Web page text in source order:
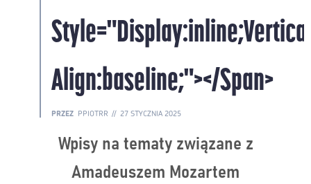
Align:baseline;"></span>
PRZEZ PPIOTRR 27 STYCZNIA 2025
Wpisy na tematy związane z
Amadeuszem Mozartem